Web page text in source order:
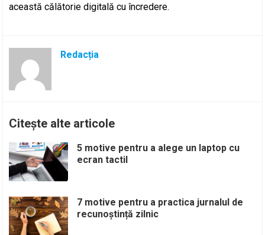
această călătorie digitală cu încredere.
Redacția
Citește alte articole
5 motive pentru a alege un laptop cu
ecran tactil
7 motive pentru a practica jurnalul de
recunoștință zilnic